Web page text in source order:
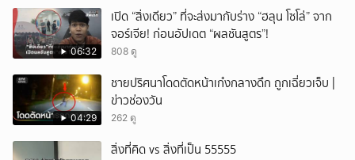
06:32
เปิด “สิ่งเดียว” ที่จะส่งมากับร่าง “ฮลุน โซโล่” จาก
จอร์เจีย! ก่อนอัปเดต “ผลชันสูตร”!
808 ดู
04:29
ชายปริศนาโดดตัดหน้าเก๋งกลางดึก ถูกเฉี่ยวเจ็บ |
ข่าวช่องวัน
262 ดู
สิ่งที่คิด vs สิ่งที่เป็น 55555